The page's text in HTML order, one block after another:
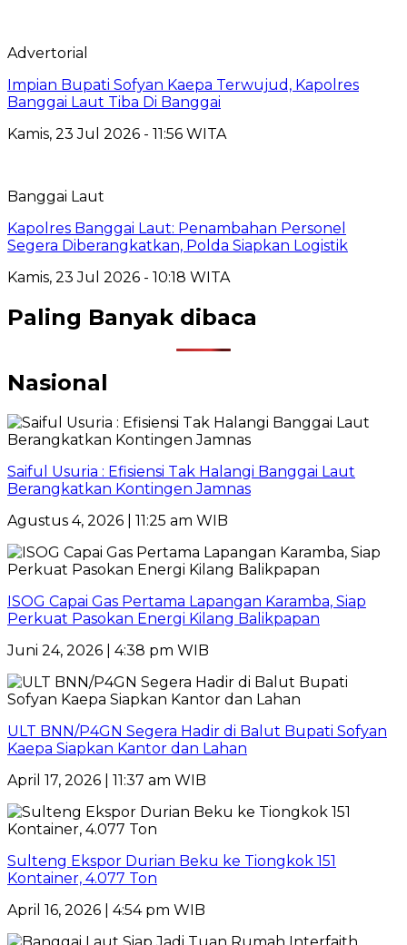
Advertorial
Impian Bupati Sofyan Kaepa Terwujud, Kapolres
Banggai Laut Tiba Di Banggai
Kamis, 23 Jul 2026 - 11:56 WITA
Banggai Laut
Kapolres Banggai Laut: Penambahan Personel
Segera Diberangkatkan, Polda Siapkan Logistik
Kamis, 23 Jul 2026 - 10:18 WITA
Paling Banyak dibaca
Nasional
Saiful Usuria : Efisiensi Tak Halangi Banggai Laut
Berangkatkan Kontingen Jamnas
Agustus 4, 2026 | 11:25 am WIB
ISOG Capai Gas Pertama Lapangan Karamba, Siap
Perkuat Pasokan Energi Kilang Balikpapan
Juni 24, 2026 | 4:38 pm WIB
ULT BNN/P4GN Segera Hadir di Balut Bupati Sofyan
Kaepa Siapkan Kantor dan Lahan
April 17, 2026 | 11:37 am WIB
Sulteng Ekspor Durian Beku ke Tiongkok 151
Kontainer, 4.077 Ton
April 16, 2026 | 4:54 pm WIB